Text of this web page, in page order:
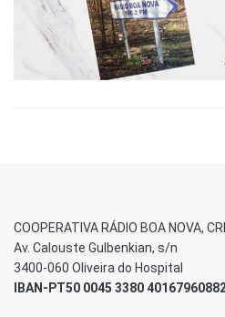
COOPERATIVA RÁDIO BOA NOVA,
Av. Calouste Gulbenkian, s/n
3400-060 Oliveira do Hospital
IBAN-PT50 0045 3380